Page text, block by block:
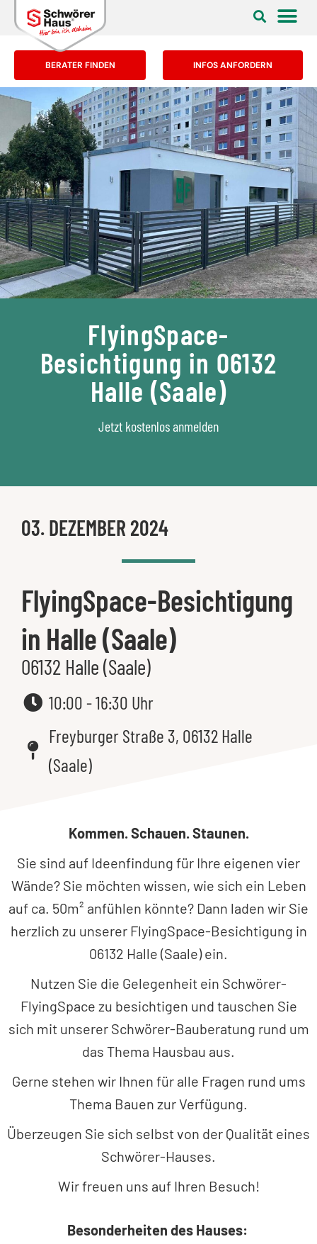
BERATER FINDEN INFOS ANFORDERN
FlyingSpace-
Besichtigung in 06132
Halle (Saale)
Jetzt kostenlos anmelden
03. DEZEMBER 2024
FlyingSpace-Besichtigung
in Halle (Saale)
06132 Halle (Saale)
10:00 - 16:30 Uhr
Freyburger Straße 3, 06132 Halle
(Saale)
Kommen. Schauen. Staunen.
Sie sind auf Ideenfindung für Ihre eigenen vier
Wände? Sie möchten wissen, wie sich ein Leben
auf ca. 50m² anfühlen könnte? Dann laden wir Sie
herzlich zu unserer FlyingSpace-Besichtigung in
06132 Halle (Saale) ein.
Nutzen Sie die Gelegenheit ein Schwörer-
FlyingSpace zu besichtigen und tauschen Sie
sich mit unserer Schwörer-Bauberatung rund um
das Thema Hausbau aus.
Gerne stehen wir Ihnen für alle Fragen rund ums
Thema Bauen zur Verfügung.
Überzeugen Sie sich selbst von der Qualität eines
Schwörer-Hauses.
Wir freuen uns auf Ihren Besuch!
Besonderheiten des Hauses: